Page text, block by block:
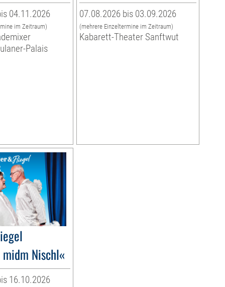
04.11.2026
im Zeitraum)
Palais
07.08.2026 bis 03.09.2026
(mehrere Einzeltermine im Zeitraum)
Kabarett-Theater Sanftwut
Nischl«
16.10.2026